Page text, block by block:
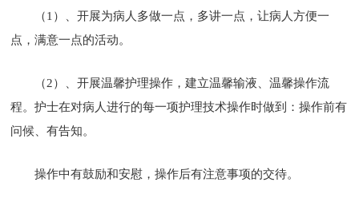
（1）、开展为病人多做一点，多讲一点，让病人方便一
点，满意一点的活动。
（2）、开展温馨护理操作，建立温馨输液、温馨操作流
程。护士在对病人进行的每一项护理技术操作时做到：操作前有
问候、有告知。
操作中有鼓励和安慰，操作后有注意事项的交待。